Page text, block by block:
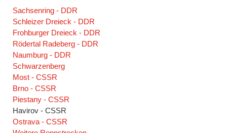
Navigation
überspringen
Sachsenring - DDR
Schleizer Dreieck - DDR
Frohburger Dreieck - DDR
Rödertal Radeberg - DDR
Naumburg - DDR
Schwarzenberg
Most - CSSR
Brno - CSSR
Piestany - CSSR
Havirov - CSSR
Ostrava - CSSR